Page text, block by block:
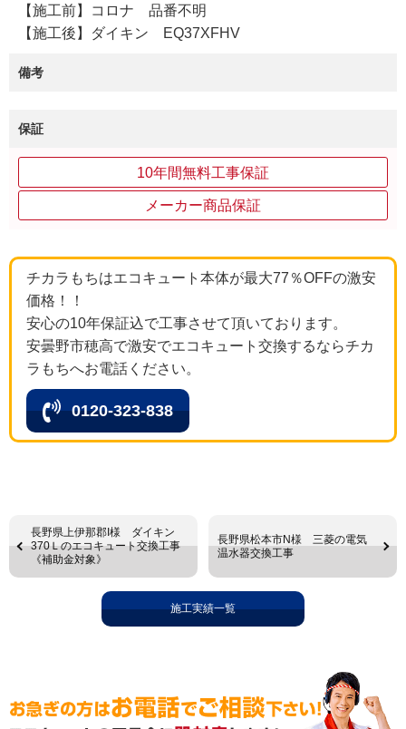
【施工前】コロナ 品番不明
【施工後】ダイキン EQ37XFHV
備考
保証
10年間無料工事保証
メーカー商品保証
チカラもちはエコキュート本体が最大77％OFFの激安
価格！！
安心の10年保証込で工事させて頂いております。
安曇野市穂高で激安でエコキュート交換するならチカ
ラもちへお電話ください。
0120-323-838
長野県上伊那郡I様 ダイキン
370Ｌのエコキュート交換工事
《補助金対象》
長野県松本市N様 三菱の電気
温水器交換工事
施工実績一覧